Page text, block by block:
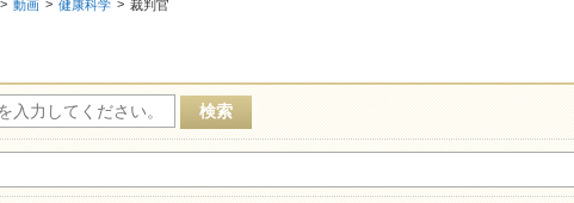
動画 健康科学 裁判官